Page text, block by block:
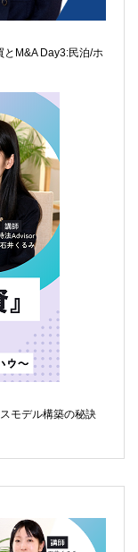
とM&A Day3:民泊/ホ
モデル構築の秘訣